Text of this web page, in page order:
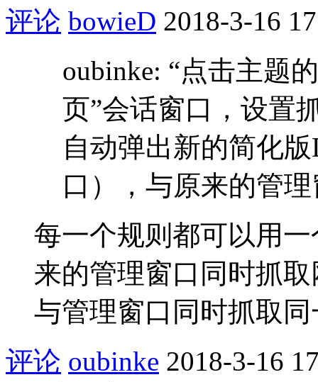
评论 bowieD 2018-3-16
oubinke: “点击主题
页”会话窗口，设置
自动弹出新的简化
口），与原来的管
每一个规则都可以用
来的管理窗口同时抓
与管理窗口同时抓取
评论 oubinke 2018-3-16